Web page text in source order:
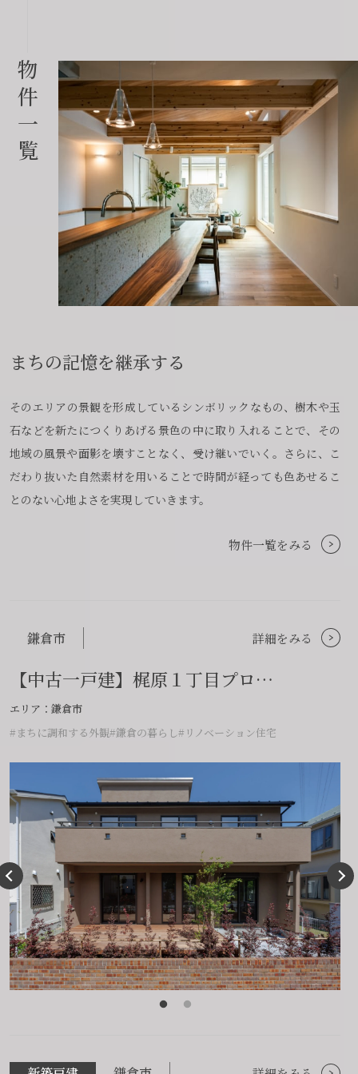
物
件
一
覧
まちの記憶を継承する
そのエリアの景観を形成しているシンボリックなもの、樹木や玉
石などを新たにつくりあげる景色の中に取り入れることで、その
地域の風景や面影を壊すことなく、受け継いでいく。さらに、こ
だわり抜いた自然素材を用いることで時間が経っても色あせるこ
とのない心地よさを実現していきます。
物件一覧をみる
鎌倉市
【中古一戸建】梶原１丁目プロ…
エリア：鎌倉市
#まちに調和する外観#鎌倉の暮らし#リノベーション住宅
詳細をみる
会社に関することや物件についての
ご相談はこちら
フォームからのお問い合わせ
0466-24-2478
営業時間9:30~18:30 水曜定休
閉じる
賃貸物件入居者様の
お困りごとのご相談はこちら
CONTACT
0120-073-386
閉じる
土地の活用・賃貸経営に関する
ご相談はこちら
フォームからのお問い合わせ
0466-24-2478
営業時間9:30~18:30 水曜定休
閉じる